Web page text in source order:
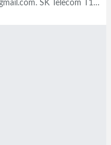
SK Telecom T1…